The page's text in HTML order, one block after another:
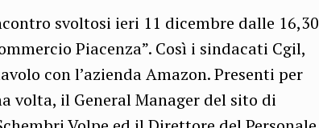
svoltosi ieri 11 dicembre dalle 16,30
Piacenza”. Così i sindacati Cgil,
con l’azienda Amazon. Presenti per
volta, il General Manager del sito di